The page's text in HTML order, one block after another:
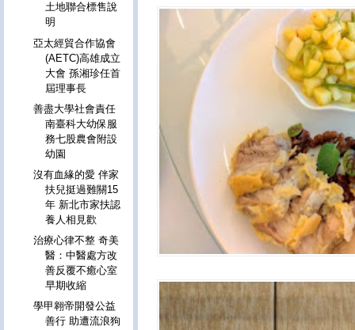
土地聯合標售說
明
亞太經貿合作協會
(AETC)高雄成立
大會 孫湘珍任首
屆理事長
善盡大學社會責任
南臺科大幼保服
務七股農會附設
幼園
沒有血緣的愛 伴家
扶兒挺過難關15
年 新北市家扶認
養人相見歡
治療心律不整 奇美
醫：中醫處方改
善反覆不癒心室
早期收縮
學甲翱帝開發公益
善行 助遭流浪狗